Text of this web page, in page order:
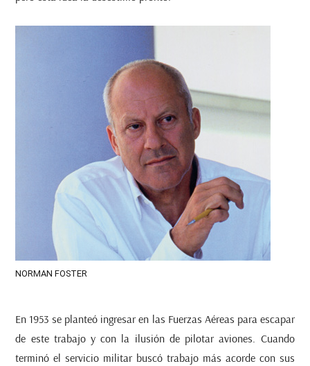
NORMAN FOSTER
En 1953 se planteó ingresar en las Fuerzas Aéreas para escapar
de este trabajo y con la ilusión de pilotar aviones. Cuando
terminó el servicio militar buscó trabajo más acorde con sus